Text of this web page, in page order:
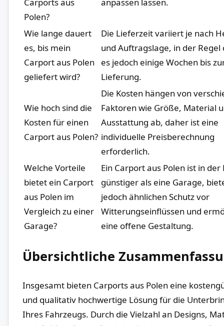
​Carports aus
Polen?
anpassen lassen.
Wie lange dauert
es,⁣ bis mein
Carport aus ⁢Polen
geliefert wird?
Die Lieferzeit variiert ‍je nach
und ‌Auftragslage, in⁢ der Regel
es⁣ jedoch einige Wochen bis
Lieferung.
Wie hoch sind die
Kosten für ⁢einen
Carport aus Polen?
Die Kosten hängen von
Faktoren wie​ Größe, Material​
Ausstattung ab, daher ist eine
individuelle Preisberechnung
erforderlich.
Welche Vorteile
bietet ein ⁢Carport⁢
aus Polen im
Vergleich zu einer
Garage?
Ein Carport aus Polen ‍ist in der
‍günstiger als eine ‌Garage,
jedoch ähnlichen Schutz vor
Witterungseinflüssen und
eine offene Gestaltung.
Übersichtliche
Insgesamt bieten ⁢Carports aus Polen eine
und qualitativ hochwertige ‌Lösung für die
Ihres Fahrzeugs. Durch die Vielzahl an Designs,